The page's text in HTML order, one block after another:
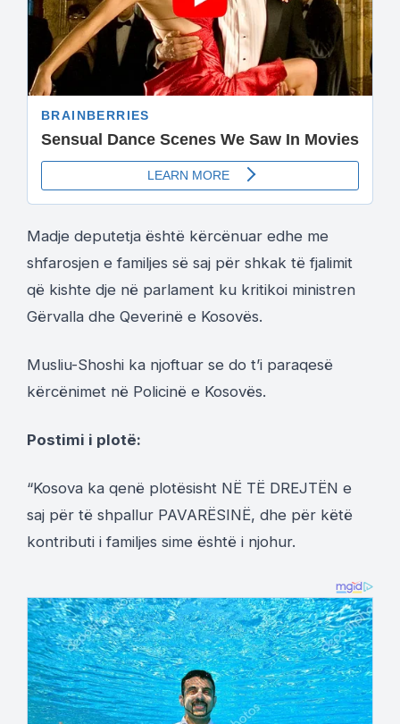
Madje deputetja është kërcënuar edhe me
shfarosjen e familjes së saj për shkak të fjalimit
që kishte dje në parlament ku kritikoi ministren
Gërvalla dhe Qeverinë e Kosovës.
Musliu-Shoshi ka njoftuar se do t’i paraqesë
kërcënimet në Policinë e Kosovës.
Postimi i plotë:
“Kosova ka qenë plotësisht NË TË DREJTËN e
saj për të shpallur PAVARËSINË, dhe për këtë
kontributi i familjes sime është i njohur.